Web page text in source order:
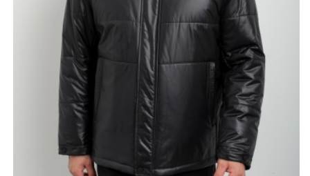
аккуратный акцент и подчеркивает продуманность
В качестве утеплителя используется верблюжья
шерсть - натуральный материал с отличными
теплоизоляционными свойствами. Он поддерживает
комфортный микроклимат, не перегревает и хорошо
подходит для переменчивой погоды межсезонья.
Длина 65–70 см удачно закрывает поясницу, сохраняя
тепло и обеспечивая удобство при движении.
Прямой крой сидит по фигуре свободно и аккуратно,